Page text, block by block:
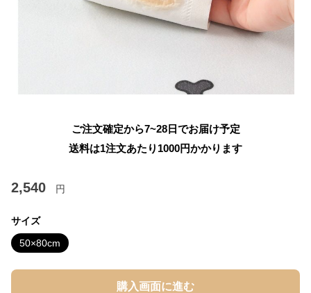
ご注文確定から7~28日でお届け予定
送料は1注文あたり 1000円かかります
2,540 円
サイズ
50×80cm
購入画面に進む